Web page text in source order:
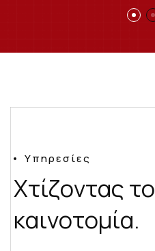
Υπηρεσίες
Χτίζονταςτο
καινοτομία.